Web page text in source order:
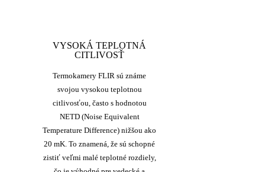
VYSOKÁ TEPLOTNÁ
CITLIVOSŤ
Termokamery FLIR sú známe
svojou vysokou teplotnou
citlivosťou, často s hodnotou
NETD (Noise Equivalent
Temperature Difference) nižšou ako
20 mK. To znamená, že sú schopné
zistiť veľmi malé teplotné rozdiely,